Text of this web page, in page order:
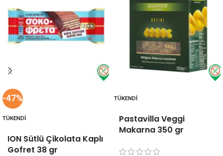
-47%
TÜKENDI
ION Sütlü Çikolata Kaplı
Gofret 38 gr
TÜKENDI
Pastavilla Veggi
Makarna 350 gr